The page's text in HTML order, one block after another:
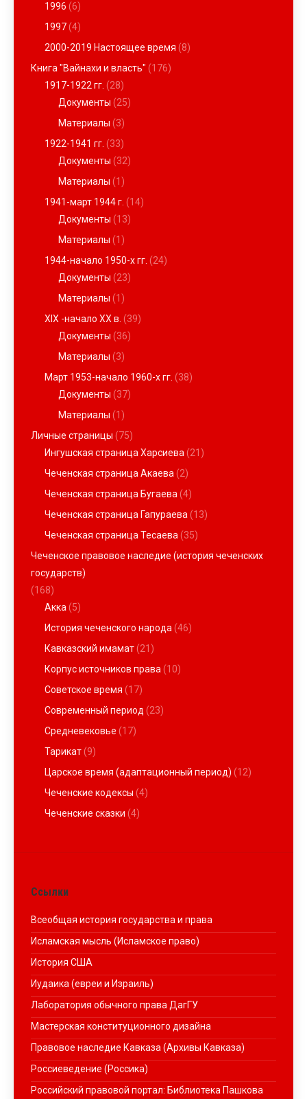
1996 (6)
1997(4)
2000-2019 Настоящее время (8)
Книга "Вайнахи и власть" (176)
1917-1922 гг. (28)
Документы (25)
Материалы (3)
1922-1941 гг. (33)
Документы (32)
Материалы (1)
1941-март 1944 г. (14)
Документы (13)
Материалы (1)
1944-начало 1950-х гг. (24)
Документы (23)
Материалы (1)
XIX -начало ХХ в. (39)
Документы (36)
Материалы (3)
Март 1953-начало 1960-х гг. (38)
Документы (37)
Материалы (1)
Личные страницы (75)
Ингушская страница Харсиева (21)
Чеченская страница Акаева (2)
Чеченская страница Бугаева (4)
Чеченская страница Гапураева (13)
Чеченская страница Тесаева (35)
Чеченское правовое наследие (история чеченских
государств)
(168)
Акка (5)
История чеченского народа (46)
Кавказский имамат(21)
Корпус источников права (10)
Советское время (17)
Современный период (23)
Средневековье (17)
Тарикат(9)
Царское время (адаптационный период) (12)
Чеченские кодексы (4)
Чеченские сказки (4)
Ссылки
Всеобщая история государства и права
Исламская мысль (Исламское право)
История США
Иудаика (евреи и Израиль)
Лаборатория обычного права ДагГУ
Мастерская конституционного дизайна
Правовое наследие Кавказа (Архивы Кавказа)
Россиеведение (Россика)
Российский правовой портал: Библиотека Пашкова